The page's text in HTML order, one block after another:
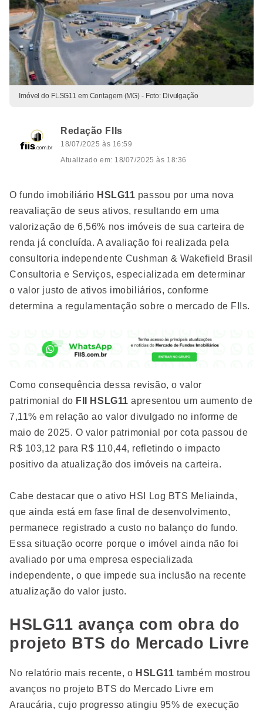
Imóvel do FLSG11 em Contagem (MG) - Foto: Divulgação
Redação FIIs
18/07/2025 às 16:59
Atualizado em: 18/07/2025 às 18:36
O fundo imobiliário HSLG11 passou por uma nova
reavaliação de seus ativos, resultando em uma
valorização de 6,56% nos imóveis de sua carteira de
renda já concluída. A avaliação foi realizada pela
consultoria independente Cushman & Wakefield Brasil
Consultoria e Serviços, especializada em determinar
o valor justo de ativos imobiliários, conforme
determina a regulamentação sobre o mercado de FIIs.
Como consequência dessa revisão, o valor
patrimonial do FII HSLG11 apresentou um aumento de
7,11% em relação ao valor divulgado no informe de
maio de 2025. O valor patrimonial por cota passou de
R$ 103,12 para R$ 110,44, refletindo o impacto
positivo da atualização dos imóveis na carteira.
Cabe destacar que o ativo HSI Log BTS Meliainda,
que ainda está em fase final de desenvolvimento,
permanece registrado a custo no balanço do fundo.
Essa situação ocorre porque o imóvel ainda não foi
avaliado por uma empresa especializada
independente, o que impede sua inclusão na recente
atualização do valor justo.
HSLG11 avança com obra do
projeto BTS do Mercado Livre
No relatório mais recente, o HSLG11 também mostrou
avanços no projeto BTS do Mercado Livre em
Araucária, cujo progresso atingiu 95% de execução